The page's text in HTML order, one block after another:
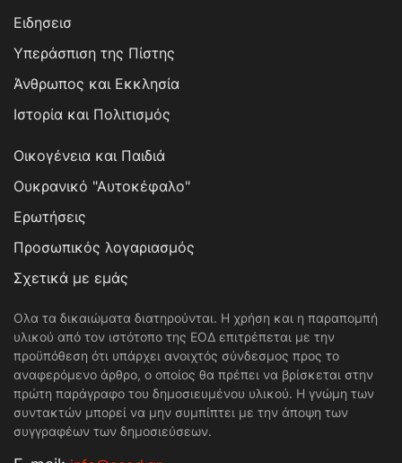
Ειδησεισ
Υπεράσπιση της Πίστης
Άνθρωπος και Εκκλησία
Ιστορία και Πολιτισμός
Οικογένεια και Παιδιά
Ουκρανικό "Αυτοκέφαλο"
Ερωτήσεις
Προσωπικός λογαριασμός
Σχετικά με εμάς
Ολα τα δικαιώματα διατηρούνται. Η χρήση και η παραπομπή
υλικού από τον ιστότοπο της ΕΟΔ επιτρέπεται με την
προϋπόθεση ότι υπάρχει ανοιχτός σύνδεσμος προς το
αναφερόμενο άρθρο, ο οποίος θα πρέπει να βρίσκεται στην
πρώτη παράγραφο του δημοσιευμένου υλικού. Η γνώμη των
συντακτών μπορεί να μην συμπίπτει με την άποψη των
συγγραφέων των δημοσιεύσεων.